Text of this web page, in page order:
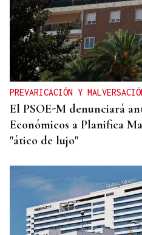
PREVARICACIÓN Y
El PSOE-M denunciará
Económicos a Planifica
"ático de lujo"